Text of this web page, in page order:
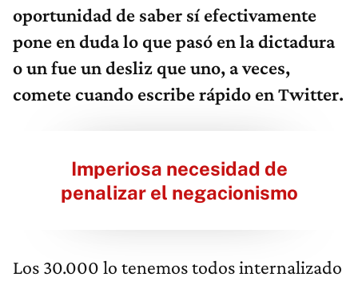
oportunidad de saber sí efectivamente
pone en duda lo que pasó en la dictadura
o un fue un desliz que uno, a veces,
comete cuando escribe rápido en Twitter.
Imperiosa necesidad de
penalizar el negacionismo
Los 30.000 lo tenemos todos internalizado